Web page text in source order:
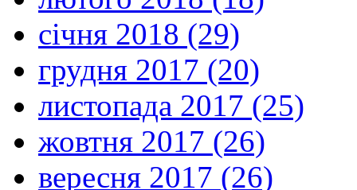
січня 2018 (29)
грудня 2017 (20)
листопада 2017 (25)
жовтня 2017 (26)
вересня 2017 (26)